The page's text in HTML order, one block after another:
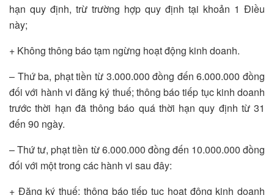
hạn quy định, trừ trường hợp quy định tại khoản 1 Điều
này;
+ Không thông báo tạm ngừng hoạt động kinh doanh.
– Thứ ba, phạt tiền từ 3.000.000 đồng đến 6.000.000 đồng
đối với hành vi đăng ký thuế; thông báo tiếp tục kinh doanh
trước thời hạn đã thông báo quá thời hạn quy định từ 31
đến 90 ngày.
– Thứ tư, phạt tiền từ 6.000.000 đồng đến 10.000.000 đồng
đối với một trong các hành vi sau đây:
+ Đăng ký thuế; thông báo tiếp tục hoạt động kinh doanh